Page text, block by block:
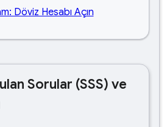
Sorular (SSS) ve